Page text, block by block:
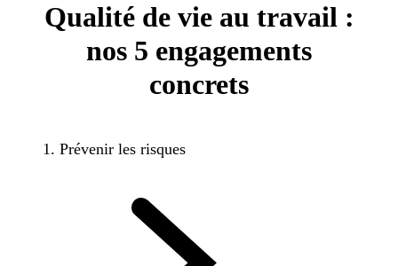
Qualité de vie au travail :
nos 5 engagements
concrets
1. Prévenir les risques